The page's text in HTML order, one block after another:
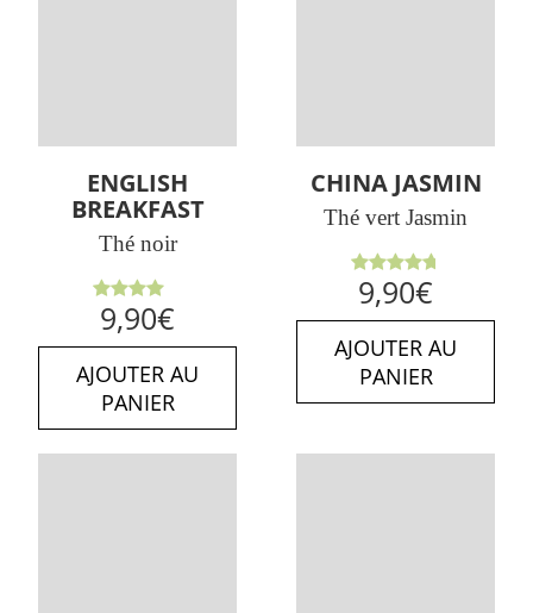
ENGLISH
BREAKFAST
Thé noir
Note
4.00
sur 5
9,90€
AJOUTER AU
PANIER
CHINA JASMIN
Thé vert Jasmin
Note
4.71sur
5
9,90€
AJOUTER AU
PANIER